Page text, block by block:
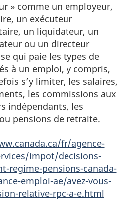
» comme un employeur,
un exécuteur
un liquidateur, un
ou un directeur
qui paie les types de
à un emploi, y compris,
s’y limiter, les salaires,
les commissions aux
indépendants, les
pensions de retraite.
fr/agence-
impot/decisions-
regime-pensions-canada-
emploi-ae/avez-vous-
relative-rpc-a-e.html
de la note de bas de page